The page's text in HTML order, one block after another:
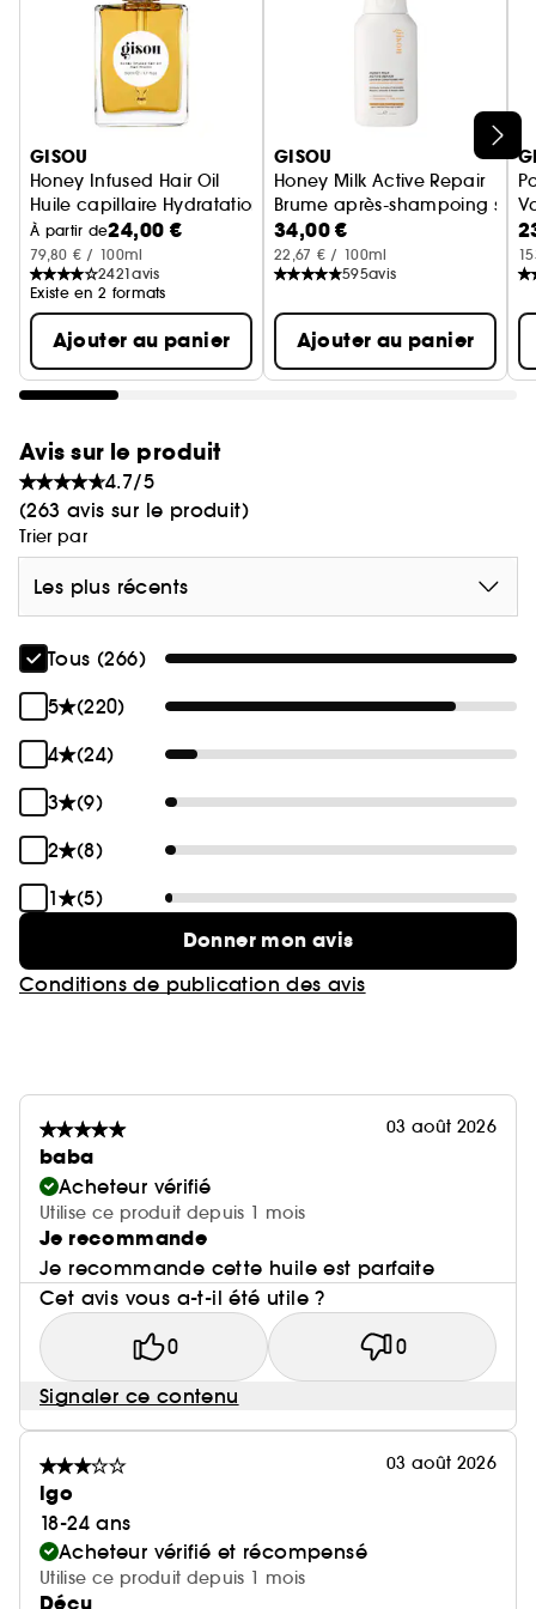
Ignorer le carrousel produits
GISOU
Honey Infused Hair Oil
Huile capillaire Hydratation et Brillance
À partir de24,00 €
79,80 € / 100ml
2421avis
Existe en 2 formats
Ajouter au panier
GISOU
Honey Milk Active Repair
Brume après-shampoing
34,00 €
22,67 € / 100ml
595avis
Ajouter au panier
Avis sur le produit
4.7/5
(263 avis sur le produit)
Trier par
Les plus récents
Tous (266)
5
(220)
4
(24)
3
(9)
2
(8)
1
(5)
Donner mon avis
Conditions de publication des avis
03 août 2026
baba
Acheteur vérifié
Utilise ce produit depuis 1 mois
Je recommande
Je recommande cette huile est parfaite
Cet avis vous a-t-il été utile ?
0 0
Signaler ce contenu
03 août 2026
lgo
18-24 ans
Acheteur vérifié et récompensé
Utilise ce produit depuis 1 mois